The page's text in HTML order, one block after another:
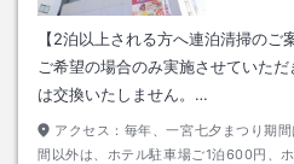
【2泊以上される方へ連泊清掃の
ご希望の場合のみ実施させていた
は交換いたしません。…
アクセス： 毎年、一宮七夕まつり期
間以外は、ホテル駐車場ご1泊600円、